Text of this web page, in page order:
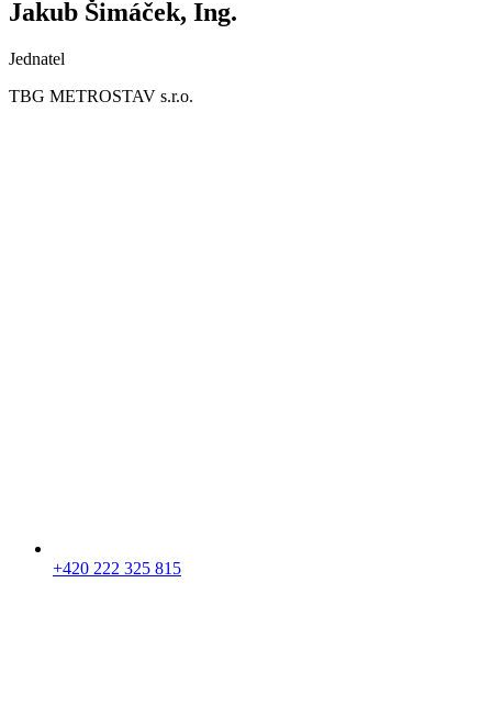
Jakub Šimáček, Ing.
Jednatel
TBG METROSTAV s.r.o.
+420 222 325 815